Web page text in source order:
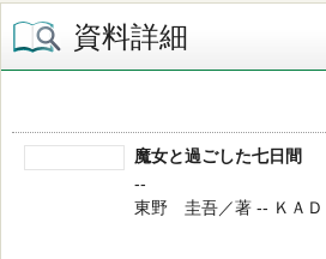
資料詳細
魔女と過ごした七日間
--
東野 圭吾／著 -- ＫＡＤ